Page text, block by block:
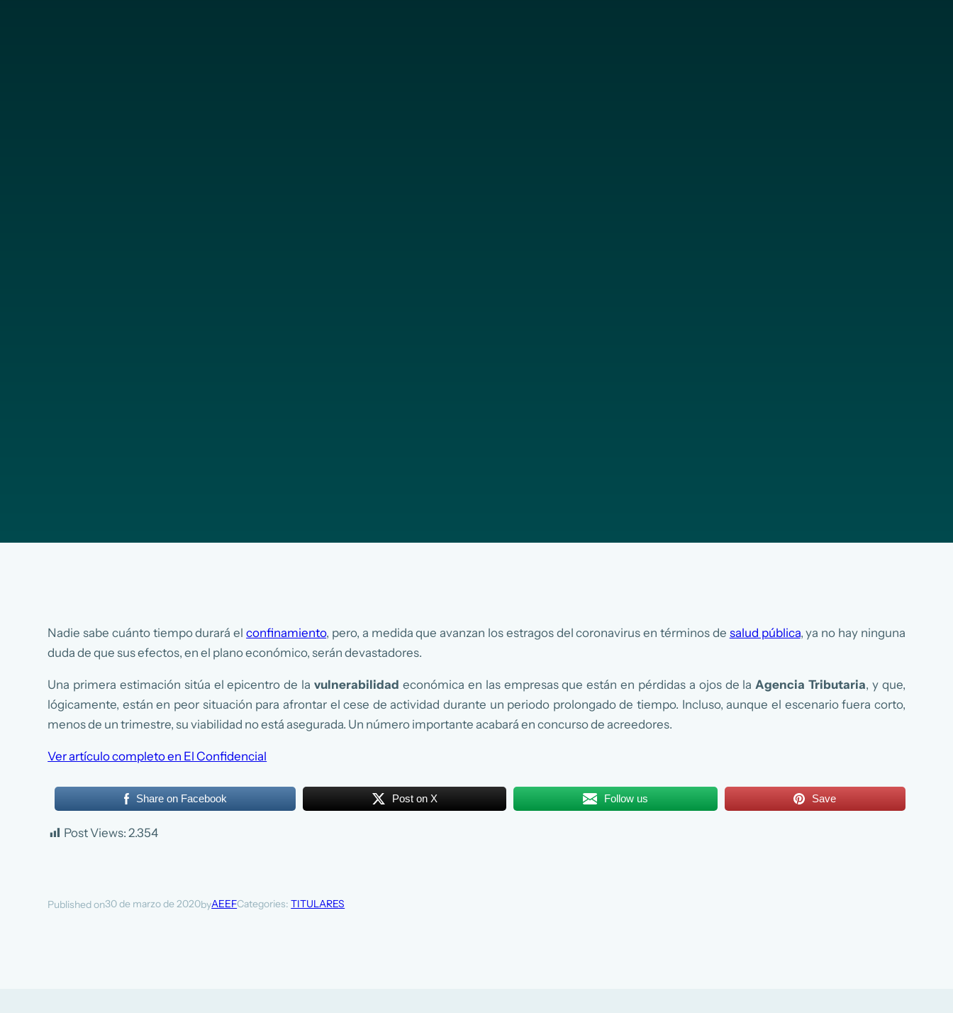
Nadie sabe cuánto tiempo durará elconfinamiento, pero, a medida que avanzan los estragos del coronavirus en términos de salud pública, ya no hay ninguna
duda de que sus efectos, en el plano económico, serán devastadores.
Una primera estimación sitúa el epicentro de lavulnerabilidad económica en las empresas que están en pérdidas a ojos de la Agencia Tributaria, y que,
lógicamente, están en peor situación para afrontar el cese de actividad durante un periodo prolongado de tiempo. Incluso, aunque el escenario fuera corto,
menos de un trimestre, su viabilidad no está asegurada. Un número importante acabará en concurso de acreedores.
Ver artículo completo en El Confidencial
Share on Facebook Post on X Follow us Save
Post Views: 2.354
Published on30 de marzo de 2020byAEEFCategories:TITULARES